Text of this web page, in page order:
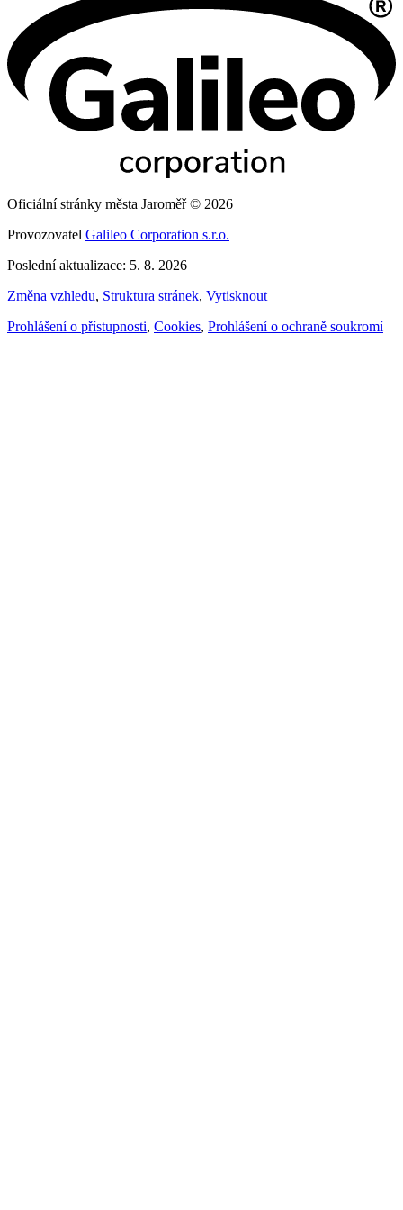
Oficiální stránky města Jaroměř © 2026
Provozovatel Galileo Corporation s.r.o.
Poslední aktualizace: 5. 8. 2026
Změna vzhledu, Struktura stránek, Vytisknout
Prohlášení o přístupnosti, Cookies, Prohlášení o ochraně soukromí